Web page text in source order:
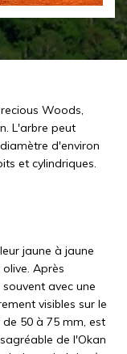
Woods,
L'arbre peut
d'environ
et cylindriques.
jaune à jaune
Après
avec une
visibles sur le
50 à 75 mm, est
de l'Okan